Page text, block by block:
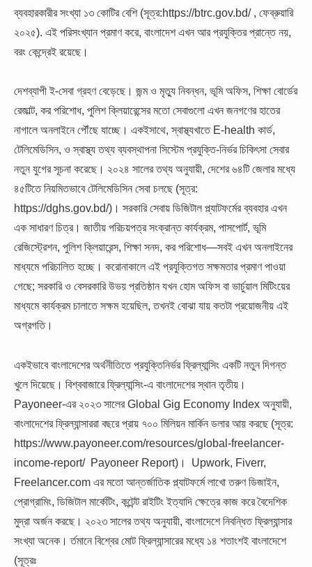
ব্যবহারকারীর সংখ্যা ১৩ কোটির বেশি (সূত্র:https://btrc.gov.bd/ , ফেব্রুয়ারি
২০২৫). এই পরিসংখ্যান প্রমাণ করে, বাংলাদেশ এখন আর প্রযুক্তির প্রান্তে নয়,
বরং কেন্দ্রেই রয়েছে।
দেশব্যাপী ই-সেবা গ্রহণ বেড়েছে। জন্ম ও মৃত্যু নিবন্ধন, ভূমি অফিস, শিক্ষা বোর্ডের
রেজাল্ট, কর পরিশোধ, পুলিশ ক্লিয়ারেন্সের মতো সেবাগুলো এখন জনগণের হাতের
নাগালে অনলাইনে পৌঁছে যাচ্ছে। একইসাথে, স্বাস্থ্যখাতে E-health কার্ড,
টেলিমেডিসিন, ও স্বাস্থ্য তথ্য ব্যবস্থাপনা সিস্টেম প্রযুক্তি-নির্ভর চিকিৎসা সেবার
নতুন যুগের সূচনা করেছে। ২০২৪ সালের তথ্য অনুযায়ী, দেশের ৬৪টি জেলার মধ্যে
৪৫টিতে নিয়মিতভাবে টেলিমেডিসিন সেবা চলছে (সূত্র:
https://dghs.gov.bd/)। সরকারি সেবায় ডিজিটাল প্ল্যাটফর্মের ব্যবহার এখন
এক সাধারণ চিত্র। জাতীয় পরিচয়পত্র সংক্রান্ত কার্যক্রম, পাসপোর্ট, ভূমি
রেজিস্ট্রেশন, পুলিশ ক্লিয়ারেন্স, শিক্ষা সনদ, কর পরিশোধ—সবই এখন অনলাইনের
মাধ্যমে পরিচালিত হচ্ছে। করোনাকালে এই প্রযুক্তিগত সক্ষমতার প্রমাণ পাওয়া
গেছে; সরকারি ও বেসরকারি উভয় প্রতিষ্ঠান যখন হোম অফিস বা ভার্চুয়াল মিটিংয়ের
মাধ্যমে কার্যক্রম চালাতে সক্ষম হয়েছিল, তখনই বোঝা যায় কতটা প্রয়োজনীয় এই
অগ্রগতি।
একইভাবে বাংলাদেশের অর্থনীতিতে প্রযুক্তিনির্ভর ফ্রিল্যান্সিং একটি নতুন দিগন্ত
খুলে দিয়েছে। বিশ্ববাজারে ফ্রিল্যান্সিং-এ বাংলাদেশের স্থান তৃতীয়।
Payoneer-এর ২০২৩ সালের Global Gig Economy Index অনুযায়ী,
বাংলাদেশের ফ্রিল্যান্সাররা বছরে প্রায় ৭০০ মিলিয়ন মার্কিন ডলার আয় করছে (সূত্র:
https://www.payoneer.com/resources/global-freelancer-
income-report/ Payoneer Report)। Upwork, Fiverr,
Freelancer.com এর মতো আন্তর্জাতিক প্ল্যাটফর্মে লাখো তরুণ ডিজাইন,
প্রোগ্রামিং, ডিজিটাল মার্কেটিং, কন্টেন্ট রাইটিং ইত্যাদি ক্ষেত্রে কাজ করে বৈদেশিক
মুদ্রা অর্জন করছে। ২০২৩ সালের তথ্য অনুযায়ী, বাংলাদেশে নিবন্ধিত ফ্রিল্যান্সার
সংখ্যা অনেক। র্তমানে বিশ্বের মোট ফ্রিল্যান্সারের মধ্যে ১৪ শতাংশই বাংলাদেশে
(সূত্রঃ